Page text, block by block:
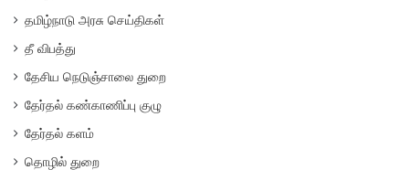
தமிழ்நாடு அரசு செய்திகள்
தீ விபத்து
தேசிய நெடுஞ்சாலை துறை
தேர்தல் கண்காணிப்பு குழு
தேர்தல் களம்
தொழில் துறை